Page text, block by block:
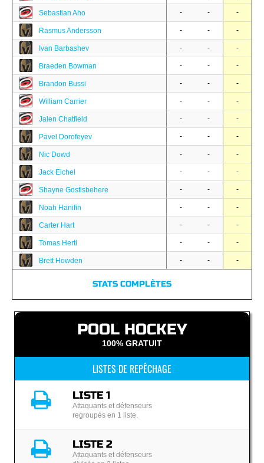
Sebastian Aho - - -
Rasmus Andersson - - -
Ivan Barbashev - - -
Braeden Bowman - - -
Brandon Bussi - - -
William Carrier - - -
Jalen Chatfield - - -
Pavel Dorofeyev - - -
Nic Dowd - - -
Jack Eichel - - -
Shayne Gostisbehere - - -
Noah Hanifin - - -
Carter Hart - - -
Tomas Hertl - - -
Brett Howden - - -
STATS COMPLÈTES
POOL HOCKEY
100% GRATUIT
LISTES DE REPÊCHAGE
LISTE 1
Attaquants et défenseurs
regroupés en 1 liste.
LISTE 2
Attaquants et défenseurs